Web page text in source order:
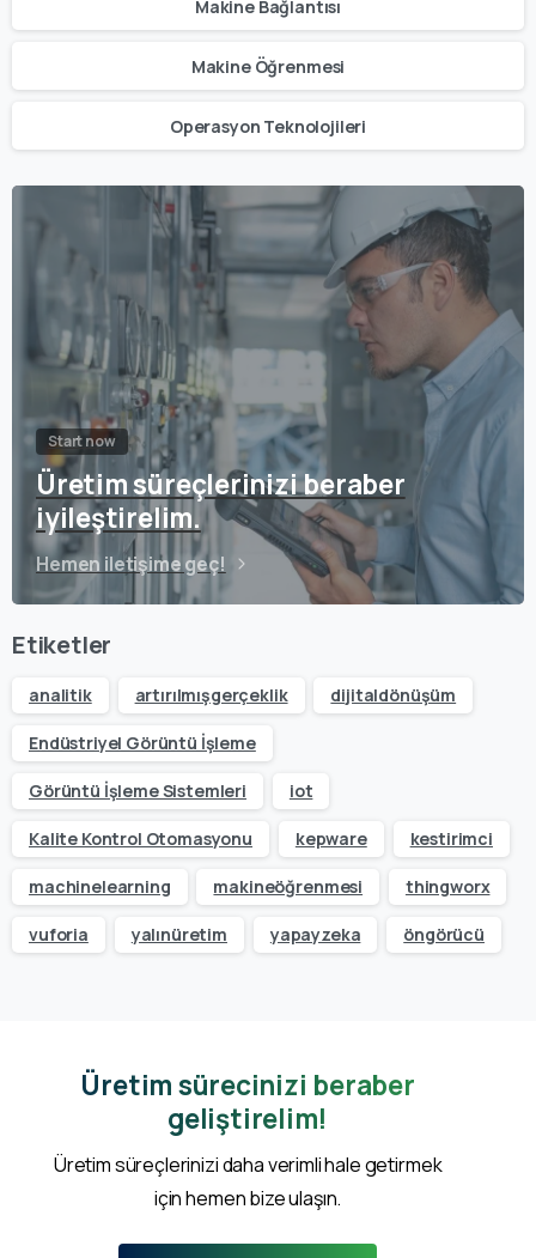
Makine Bağlantısı
Makine Öğrenmesi
Operasyon Teknolojileri
Start now
Üretim süreçlerinizi beraber
iyileştirelim.
Hemen iletişime geç!
Etiketler
analitik artırılmışgerçeklik dijitaldönüşüm
Endüstriyel Görüntü İşleme
Görüntü İşleme Sistemleri iot
Kalite Kontrol Otomasyonu kepware kestirimci
machinelearning makineöğrenmesi thingworx
vuforia yalınüretim yapayzeka öngörücü
Üretim sürecinizi beraber
geliştirelim!
Üretim süreçlerinizi daha verimli hale getirmek
için hemen bize ulaşın.